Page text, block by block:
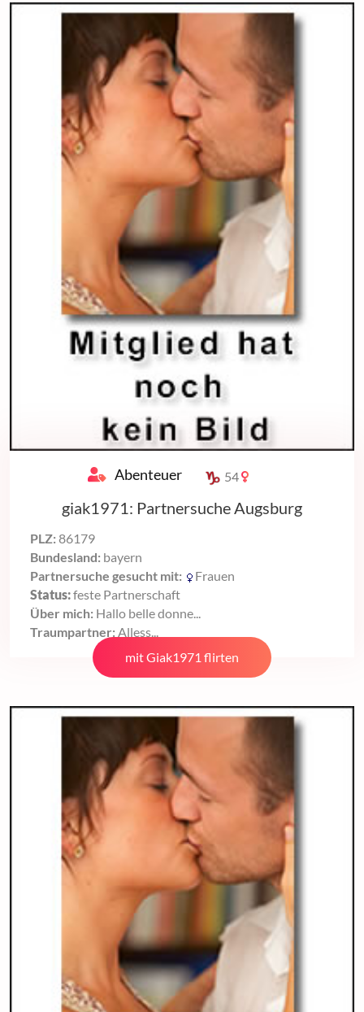
Abenteuer 54
giak1971: Partnersuche Augsburg
PLZ: 86179
Bundesland: bayern
Partnersuche gesucht mit:
Frauen
Status:feste Partnerschaft
Über mich: Hallo belle donne...
Traumpartner: Alless...
mit Giak1971 flirten